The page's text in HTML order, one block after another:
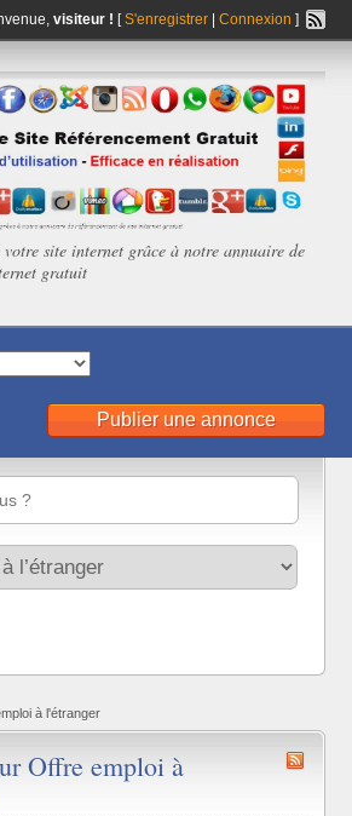
visiteur ! [S'enregistrer| Connexion ]
site internet grâce à notre annuaire de
gratuit
Publier une annonce
à l'étranger
Offre emploi à